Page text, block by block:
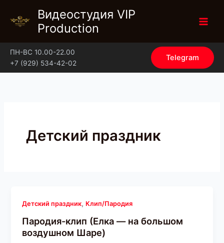
содержимому
Видеостудия VIP
Production
ПН-ВС 10.00-22.00
+7 (929) 534-42-02
Telegram
Детский праздник
Детский праздник, Клип/Пародия
Пародия-клип (Елка — на большом
воздушном Шаре)